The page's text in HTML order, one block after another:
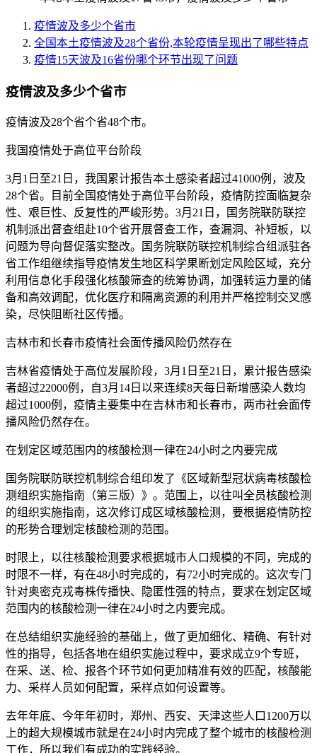
疫情波及多少个省市
全国本土疫情波及28个省份,本轮疫情呈现出了哪些特点
疫情15天波及16省份哪个环节出现了问题
疫情波及多少个省市
疫情波及28个省个省48个市。
我国疫情处于高位平台阶段
3月1日至21日，我国累计报告本土感染者超过41000例，波及
28个省。目前全国疫情处于高位平台阶段，疫情防控面临复杂
性、艰巨性、反复性的严峻形势。3月21日，国务院联防联控
机制派出督查组赴10个省开展督查工作，查漏洞、补短板，以
问题为导向督促落实整改。国务院联防联控机制综合组派驻各
省工作组继续指导疫情发生地区科学果断划定风险区域，充分
利用信息化手段强化核酸筛查的统筹协调，加强转运力量的储
备和高效调配，优化医疗和隔离资源的利用并严格控制交叉感
染，尽快阻断社区传播。
吉林市和长春市疫情社会面传播风险仍然存在
吉林省疫情处于高位发展阶段，3月1日至21日，累计报告感染
者超过22000例，自3月14日以来连续8天每日新增感染人数均
超过1000例，疫情主要集中在吉林市和长春市，两市社会面传
播风险仍然存在。
在划定区域范围内的核酸检测一律在24小时之内要完成
国务院联防联控机制综合组印发了《区域新型冠状病毒核酸检
测组织实施指南（第三版）》。范围上，以往叫全员核酸检测
的组织实施指南，这次修订成区域核酸检测，要根据疫情防控
的形势合理划定核酸检测的范围。
时限上，以往核酸检测要求根据城市人口规模的不同，完成的
时限不一样，有在48小时完成的，有72小时完成的。这次专门
针对奥密克戎毒株传播快、隐匿性强的特点，要求在划定区域
范围内的核酸检测一律在24小时之内要完成。
在总结组织实施经验的基础上，做了更加细化、精确、有针对
性的指导，包括各地在组织实施过程中，要求成立9个专班，
在采、送、检、报各个环节如何更加精准有效的匹配，核酸能
力、采样人员如何配置，采样点如何设置等。
去年年底、今年年初时，郑州、西安、天津这些人口1200万以
上的超大规模城市就是在24小时内完成了整个城市的核酸检测
工作，所以我们有成功的实践经验。